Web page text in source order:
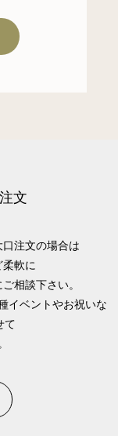
文
注文の場合は
軟に
相談下さい。
イベントやお祝いな
て